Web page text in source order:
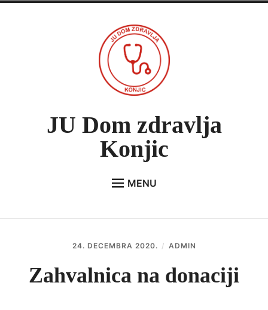
JU Dom zdravlja
Konjic
MENU
child
JAVNE NABAVKE
KONKURSI
24. DECEMBRA 2020. ADMIN
Zahvalnica na donaciji